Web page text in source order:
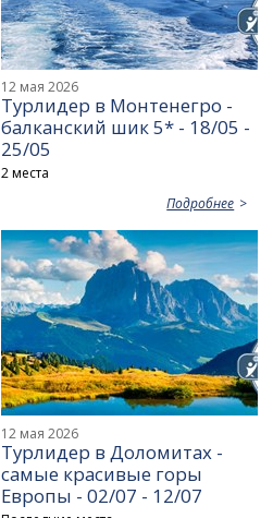
12 мая 2026
Турлидер в Монтенегро -
балканский шик 5* - 18/05 -
25/05
2 места
Подробнее
12 мая 2026
Турлидер в Доломитах -
самые красивые горы
Европы - 02/07 - 12/07